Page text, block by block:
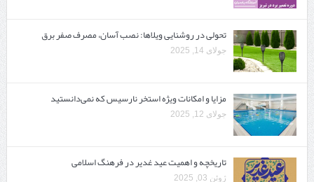
تحولی در روشنایی ویلاها: نصب آسان، مصرف صفر برق
جولای 14, 2025
مزایا و امکانات ویژه استخر نارسیس که نمی‌دانستید
جولای 12, 2025
تاریخچه و اهمیت عید غدیر در فرهنگ اسلامی
ژوئن 03, 2025